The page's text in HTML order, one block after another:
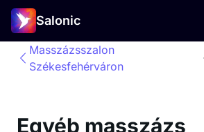
Salonic
Masszázsszalon
Székesfehérváron
Egyéb masszázs